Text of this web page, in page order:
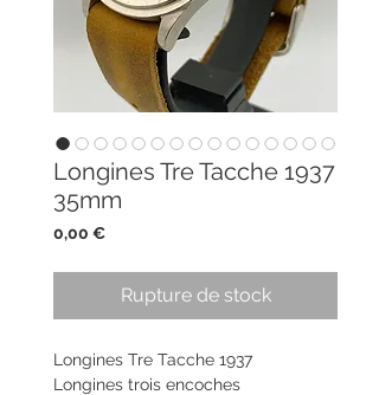
Longines Tre Tacche 1937
35mm
0,00 €Prix
Rupture de stock
Longines Tre Tacche 1937
Longines trois encoches